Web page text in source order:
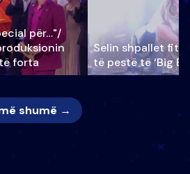
për…"/
forta
Selin shpallet
të pestë të ‘Big
shumë →